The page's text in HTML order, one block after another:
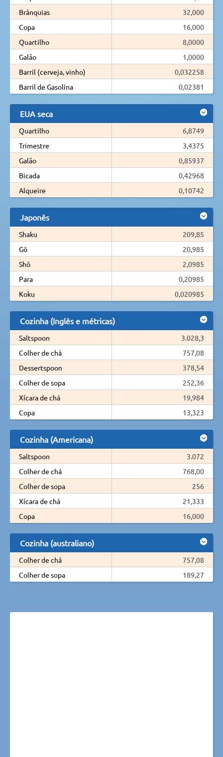
Brânquias
32,000
Copa
16,000
Quartilho
8,0000
Galão
1,0000
Barril (cerveja, vinho)
0,032258
Barril de Gasolina
0,02381
EUA seca
Quartilho
6,8749
Trimestre
3,4375
Galão
0,85937
Bicada
0,42968
Alqueire
0,10742
Japonês
Shaku
209,85
Gō
20,985
Shō
2,0985
Para
0,20985
Koku
0,020985
Cozinha (Inglês e métricas)
Saltspoon
3.028,3
Colher de chá
757,08
Dessertspoon
378,54
Colher de sopa
252,36
Xícara de chá
19,984
Copa
13,323
Cozinha (Americana)
Saltspoon
3.072
Colher de chá
768,00
Colher de sopa
256
Xícara de chá
21,333
Copa
16,000
Cozinha (australiano)
Colher de chá
757,08
Colher de sopa
189,27